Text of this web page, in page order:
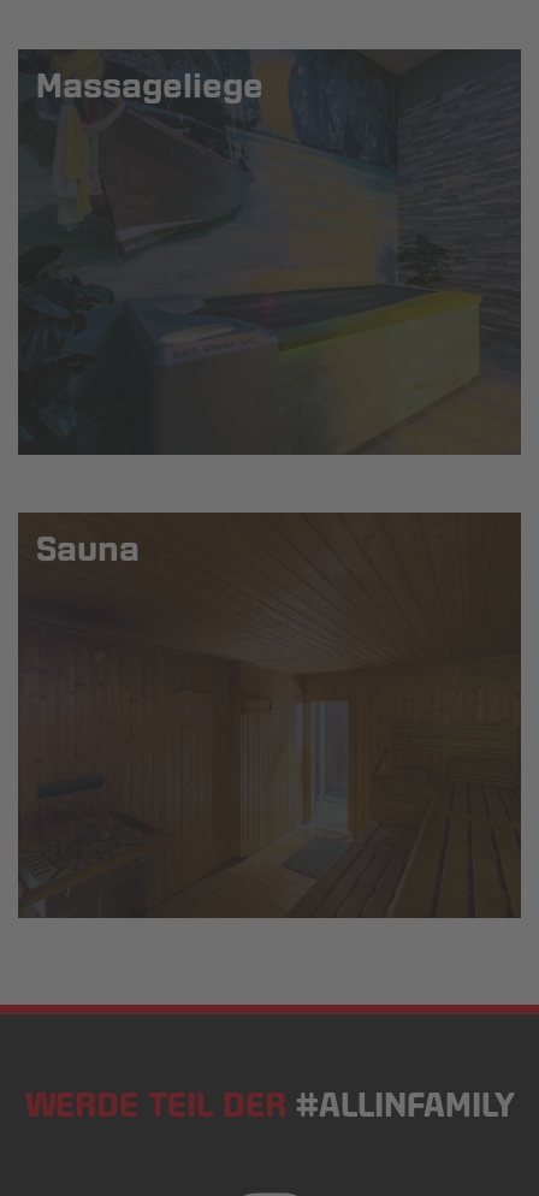
Massageliege
Sauna
WERDE TEIL DER #ALLINFAMILY